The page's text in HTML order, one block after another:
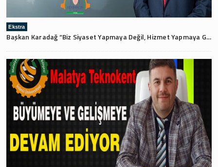
Ekstra
Başkan Karadağ “Biz Siyaset Yapmaya Değil, Hizmet Yapmaya Geldik”